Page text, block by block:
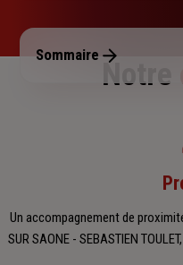
Dimanche : Fermé
Sommaire
Notre
Un accompagnement de
SUR SAONE - SEBASTIEN